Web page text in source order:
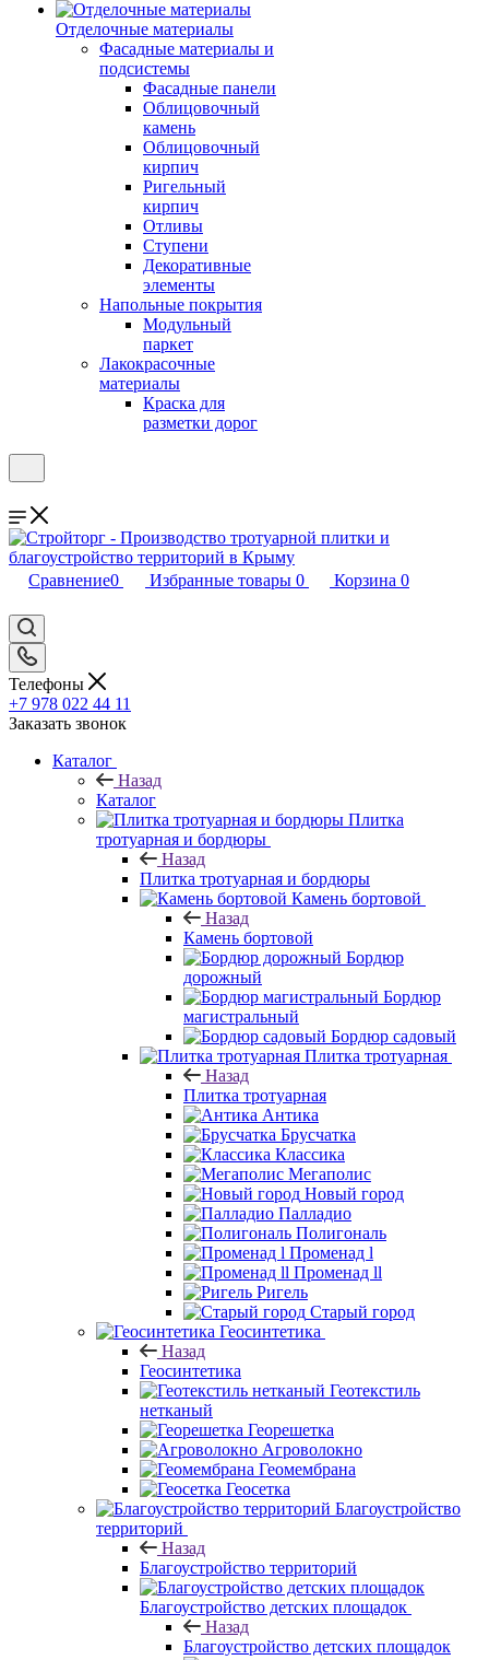
Отделочные материалы
Фасадные материалы и
подсистемы
Фасадные панели
Облицовочный
камень
Облицовочный
кирпич
Ригельный
кирпич
Отливы
Ступени
Декоративные
элементы
Напольные покрытия
Модульный
паркет
Лакокрасочные
материалы
Краска для
разметки дорог
Сравнение0 Избранные товары 0 Корзина 0
Телефоны
+7 978 022 44 11
Заказать звонок
Каталог
Назад
Каталог
Плитка
тротуарная и бордюры
Назад
Плитка тротуарная и бордюры
Камень бортовой
Назад
Камень бортовой
Бордюр
дорожный
Бордюр
магистральный
Бордюр садовый
Плитка тротуарная
Назад
Плитка тротуарная
Антика
Брусчатка
Классика
Мегаполис
Новый город
Палладио
Полигональ
Променад l
Променад ll
Ригель
Старый город
Геосинтетика
Назад
Геосинтетика
Геотекстиль
нетканый
Георешетка
Агроволокно
Геомембрана
Геосетка
Благоустройство
территорий
Назад
Благоустройство территорий
Благоустройство детских площадок
Назад
Благоустройство детских площадок